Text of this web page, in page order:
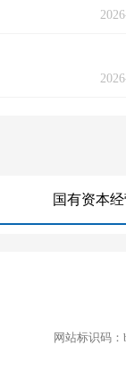
国有资本
网站标识码